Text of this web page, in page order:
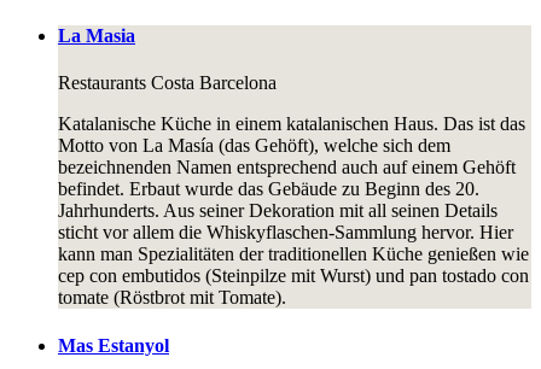
La Masia
Restaurants Costa Barcelona
Katalanische Küche in einem katalanischen Haus. Das ist das
Motto von La Masía (das Gehöft), welche sich dem
bezeichnenden Namen entsprechend auch auf einem Gehöft
befindet. Erbaut wurde das Gebäude zu Beginn des 20.
Jahrhunderts. Aus seiner Dekoration mit all seinen Details
sticht vor allem die Whiskyflaschen-Sammlung hervor. Hier
kann man Spezialitäten der traditionellen Küche genießen wie
cep con embutidos (Steinpilze mit Wurst) und pan tostado con
tomate (Röstbrot mit Tomate).
Mas Estanyol